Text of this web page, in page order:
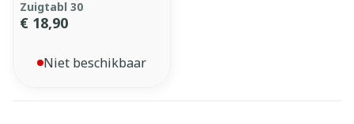
Zuigtabl 30
€ 18,90
Niet beschikbaar